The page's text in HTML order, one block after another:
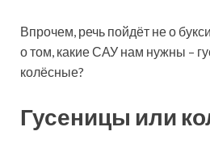
Впрочем, речь пойдёт не о
о том, какие САУ нам нужны –
колёсные?
Гусеницы или